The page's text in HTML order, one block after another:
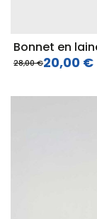
Bonnet en
28,00 €20,00 €